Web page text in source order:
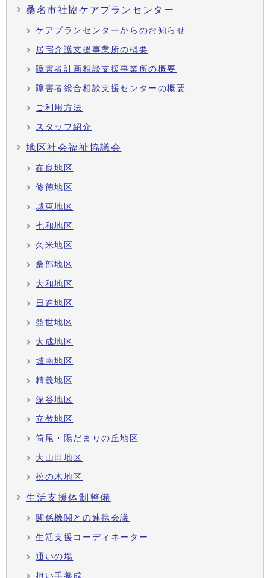
桑名市社協ケアプランセンター
ケアプランセンターからのお知らせ
居宅介護支援事業所の概要
障害者計画相談支援事業所の概要
障害者総合相談支援センターの概要
ご利用方法
スタッフ紹介
地区社会福祉協議会
在良地区
修徳地区
城東地区
七和地区
久米地区
桑部地区
大和地区
日進地区
益世地区
大成地区
城南地区
精義地区
深谷地区
立教地区
筒尾・陽だまりの丘地区
大山田地区
松の木地区
生活支援体制整備
関係機関との連携会議
生活支援コーディネーター
通いの場
担い手養成